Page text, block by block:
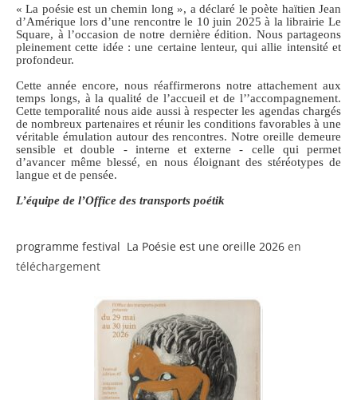
« La poésie est un chemin long », a déclaré le poète haïtien Jean
d’Amérique lors d’une rencontre le 10 juin 2025 à la librairie Le
Square, à l’occasion de notre dernière édition. Nous partageons
pleinement cette idée : une certaine lenteur, qui allie intensité et
profondeur.
Cette année encore, nous réaffirmerons notre attachement aux
temps longs, à la qualité de l’accueil et de l’’accompagnement.
Cette temporalité nous aide aussi à respecter les agendas chargés
de nombreux partenaires et réunir les conditions favorables à une
véritable émulation autour des rencontres. Notre oreille demeure
sensible et double - interne et externe - celle qui permet
d’avancer même blessé, en nous éloignant des stéréotypes de
langue et de pensée.
L’équipe de l’Office des transports poétik
programme festival La Poésie est une oreille 2026 en
téléchargement